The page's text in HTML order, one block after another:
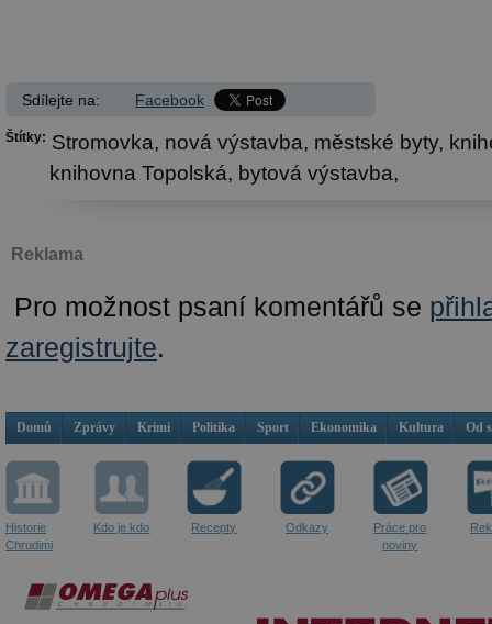
Sdílejte na: Facebook
Štítky: Stromovka, nová výstavba, městské byty,
knihovna Topolská, bytová výstavba,
Reklama
Pro možnost psaní komentářů se
zaregistrujte.
Domů Zprávy Krimi Politika Sport Ekonomika Kultura Od
Historie
Chrudimi
Kdo je kdo Recepty Odkazy
Práce pro
noviny